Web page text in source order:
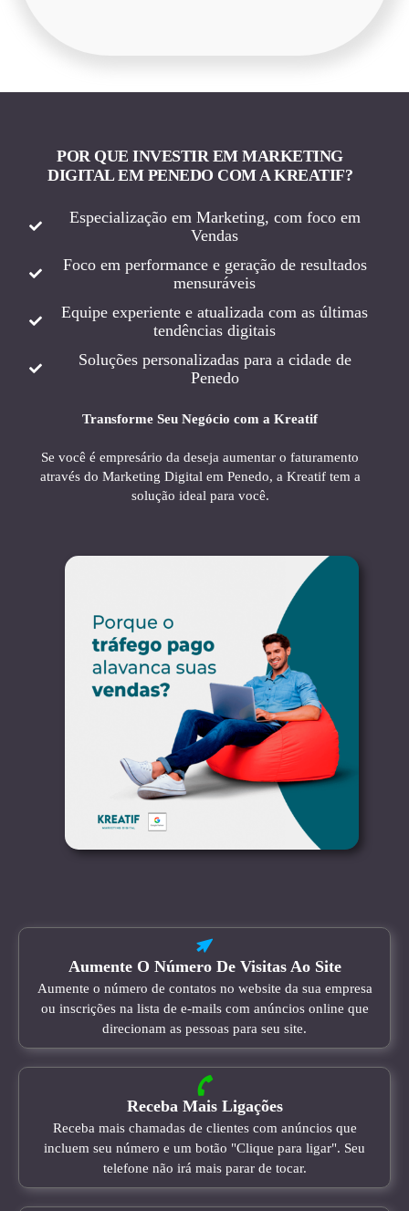
POR QUE INVESTIR EM MARKETING
DIGITAL EM PENEDO COM A KREATIF?
Especialização em Marketing, com foco em
Vendas
Foco em performance e geração de resultados
mensuráveis
Equipe experiente e atualizada com as últimas
tendências digitais
Soluções personalizadas para a cidade de
Penedo
Transforme Seu Negócio com a Kreatif
Se você é empresário da deseja aumentar o faturamento
através do Marketing Digital em Penedo, a Kreatif tem a
solução ideal para você.
Aumente O Número De Visitas Ao Site
Aumente o número de contatos no website da sua empresa
ou inscrições na lista de e-mails com anúncios online que
direcionam as pessoas para seu site.
Receba Mais Ligações
Receba mais chamadas de clientes com anúncios que
incluem seu número e um botão "Clique para ligar". Seu
telefone não irá mais parar de tocar.